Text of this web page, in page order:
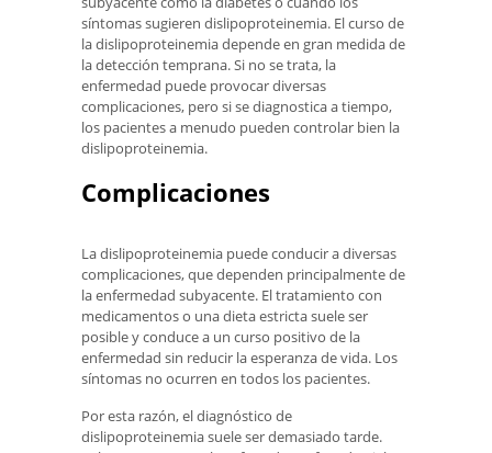
síntomas sugieren dislipoproteinemia. El curso de
la dislipoproteinemia depende en gran medida de
la detección temprana. Si no se trata, la
enfermedad puede provocar diversas
complicaciones, pero si se diagnostica a tiempo,
los pacientes a menudo pueden controlar bien la
dislipoproteinemia.
Complicaciones
La dislipoproteinemia puede conducir a diversas
complicaciones, que dependen principalmente de
la enfermedad subyacente. El tratamiento con
medicamentos o una dieta estricta suele ser
posible y conduce a un curso positivo de la
enfermedad sin reducir la esperanza de vida. Los
síntomas no ocurren en todos los pacientes.
Por esta razón, el diagnóstico de
dislipoproteinemia suele ser demasiado tarde.